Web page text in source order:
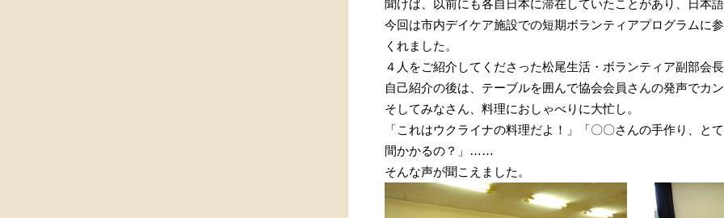
聞けば、以前にも各自日本に滞在していたことがあり、日本
今回は市内デイケア施設での短期ボランティアプログラムに
くれました。
４人をご紹介してくださった松尾生活・ボランティア副部会
自己紹介の後は、テーブルを囲んで協会会員さんの発声でカ
そしてみなさん、料理におしゃべりに大忙し。
「これはウクライナの料理だよ！」「〇〇さんの手作り、と
間かかるの？」……
そんな声が聞こえました。